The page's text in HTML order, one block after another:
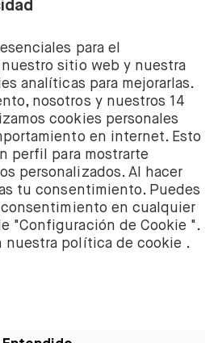
de acciones y ETFs de BUX
de Comercio de Ámsterdam
BUX B.V. está autorizada y
Financiera de los Mercados
Financiële Markten –
en materia de
individuales deben tomar
o buscar asesoramiento
conlleva riesgos. El valor de
incrementarse pero también
obtener una cantidad inferior a